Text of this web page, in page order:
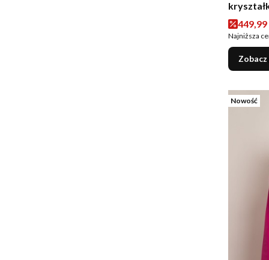
Cena
449,99
Najniższa
Nowość